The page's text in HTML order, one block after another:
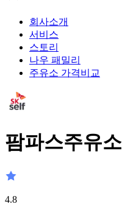
회사소개
서비스
스토리
나우 패밀리
주유소 가격비교
팜파스주유소
4.8